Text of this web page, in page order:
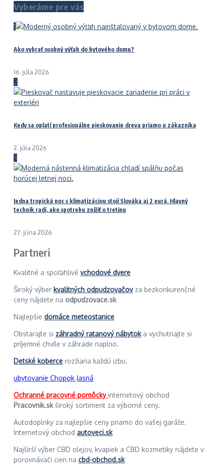
Vyberáme pre vás
1
Ako vybrať osobný výťah do bytového domu?
16. júla 2026
2
Kedy sa oplatí profesionálne pieskovanie dreva priamo u zákazníka
2. júla 2026
3
Jedna tropická noc s klimatizáciou stojí Slováka aj 2 eurá. Hlavný
technik radí, ako spotrebu znížiť o tretinu
27. júna 2026
Partneri
Kvalitné a spoľahlivé vchodové dvere
Široký výber kvalitných odpudzovačovza bezkonkurenčné
ceny nájdete na odpudzovace.sk
Najlepšie domáce meteostanice
Obstarajte si záhradný ratanový nábytoka vychutnajte si
príjemné chvíle v záhrade naplno.
Detské koberce rozžiaria každú izbu.
ubytovanie Chopok Jasná
Ochranné pracovné pomôckyinternetový obchod
Pracovnik.skširoký sortiment za výborné ceny.
Autodoplnky za najlepšie ceny priamo do vašej garáže.
Internetový obchod autoveci.sk
Najširší výber CBD olejov, kvapiek a CBD kozmetiky nájdete v
porovnávači cien na cbd-obchod.sk